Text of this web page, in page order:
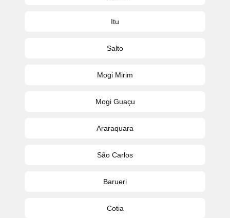
Itu
Salto
Mogi Mirim
Mogi Guaçu
Araraquara
São Carlos
Barueri
Cotia